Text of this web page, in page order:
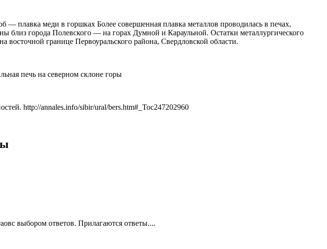
плавка меди в горшках Более совершенная плавка металлов проводилась в печах,
близ города Полевского — на горах Думной и Караульной. Остатки металлургического
восточной границе Первоуральского района, Свердловской области.
печь на северном склоне горы
http://annales.info/sibir/ural/bers.htm#_Toc247202960
выбором ответов. Прилагаются ответы....